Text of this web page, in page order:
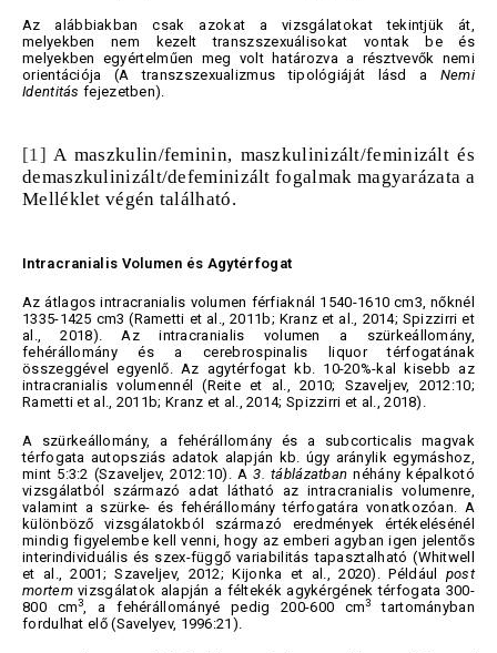
Az alábbiakban csak azokat a vizsgálatokat tekintjük át,
melyekben nem kezelt transzszexuálisokat vontak be és
melyekben egyértelműen meg volt határozva a résztvevők nemi
orientációja (A transzszexualizmus tipológiáját lásd a Nemi
Identitás fejezetben).
[1] A maszkulin/feminin, maszkulinizált/feminizált és
demaszkulinizált/defeminizált fogalmak magyarázata a
Melléklet végén található.
Intracranialis Volumen és Agytérfogat
Az átlagos intracranialis volumen férfiaknál 1540-1610 cm3, nőknél
1335-1425 cm3 (Rametti et al., 2011b; Kranz et al., 2014; Spizzirri et
al., 2018). Az intracranialis volumen a szürkeállomány,
fehérállomány és a cerebrospinalis liquor térfogatának
összeggével egyenlő. Az agytérfogat kb. 10-20%-kal kisebb az
intracranialis volumennél (Reite et al., 2010; Szaveljev, 2012:10;
Rametti et al., 2011b; Kranz et al., 2014; Spizzirri et al., 2018).
A szürkeállomány, a fehérállomány és a subcorticalis magvak
térfogata autopsziás adatok alapján kb. úgy aránylik egymáshoz,
mint 5:3:2 (Szaveljev, 2012:10). A3. táblázatban néhány képalkotó
vizsgálatból származó adat látható az intracranialis volumenre,
valamint a szürke- és fehérállomány térfogatára vonatkozóan. A
különböző vizsgálatokból származó eredmények értékelésénél
mindig figyelembe kell venni, hogy az emberi agyban igen jelentős
interindividuális és szex-függő variabilitás tapasztalható (Whitwell
et al., 2001; Szaveljev, 2012; Kijonka et al., 2020). Például post
mortemvizsgálatok alapján a féltekék agykérgének térfogata 300-
800 cm3, a fehérállományé pedig 200-600 cm3
tartományban
fordulhat elő (Savelyev, 1996:21).